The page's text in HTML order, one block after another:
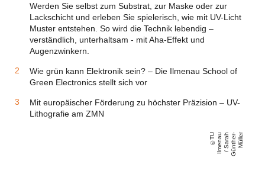
Werden Sie selbst zum Substrat, zur Maske oder zur
Lackschicht und erleben Sie spielerisch, wie mit UV-Licht
Muster entstehen. So wird die Technik lebendig –
verständlich, unterhaltsam - mit Aha-Effekt und
Augenzwinkern.
Wie grün kann Elektronik sein? – Die Ilmenau School of
Green Electronics stellt sich vor
Mit europäischer Förderung zu höchster Präzision – UV-
Lithografie am ZMN
T
U
Il
m
e
n
a
u
/
S
a
r
a
h
G
ü
n
t
h
e
r
-
M
üll
e r